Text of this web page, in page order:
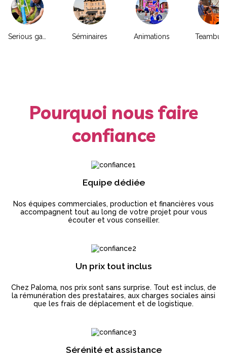
Séminaires Animations
Pourquoi nous faire
confiance
Equipe dédiée
Nos équipes commerciales, production et financières vous
accompagnent tout au long de votre projet pour vous
écouter et vous conseiller.
Un prix tout inclus
Chez Paloma, nos prix sont sans surprise. Tout est inclus, de
la rémunération des prestataires, aux charges sociales ainsi
que les frais de déplacement et de logistique.
Sérénité et assistance